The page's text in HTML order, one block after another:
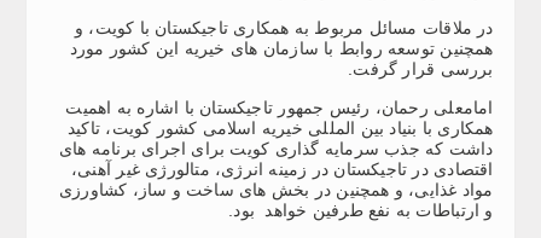
در ملاقات مسائل مربوط به همکاری تاجیکستان با کویت، و
همچنین توسعه روابط با سازمان های خیریه این کشور مورد
بررسی قرار گرفت.
امامعلی رحمان، رئيس جمهور تاجیکستان با اشاره به اهمیت
همکاری با بنیاد بین المللی خیریه اسلامی کشور کویت، تاکید
داشت که جذب سرمایه گذاری کویت برای اجرای برنامه های
اقتصادی در تاجیکستان در زمینه انرژی، متالورژی غیر آهنی،
مواد غذایی، و همچنین در بخش های ساخت و ساز، کشاورزی
و ارتباطات به نفع طرفین خواهد بود.